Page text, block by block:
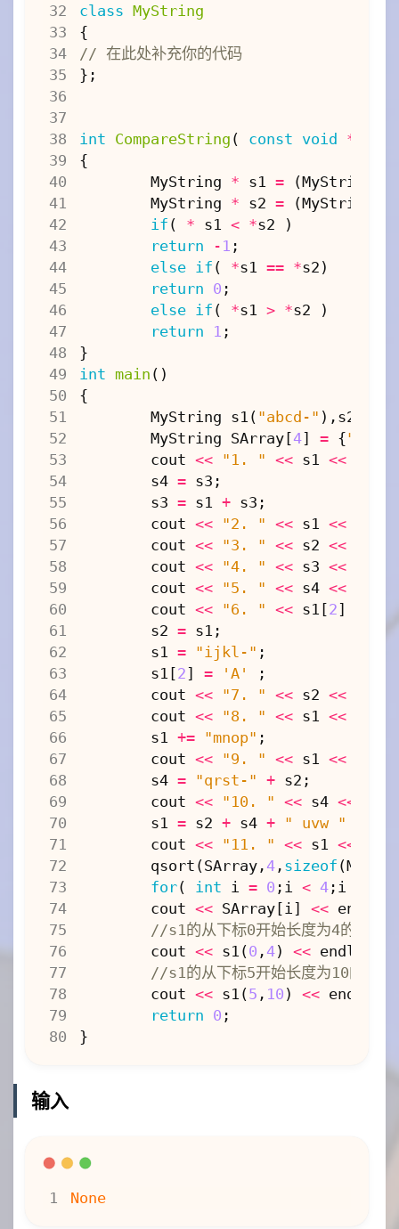
34
44
54
64
74
class MyString
{
// 在此处补充你的代码
};
int CompareString ( const void *
{
MyString * s1 = (MyString
MyString * s2 = (MyString
if ( * s1 < *s2
)
return
- 1 ;
else
if ( *s1 == *s2 )
return 0 ;
else
if ( *s1 > *s2
)
return
1 ;
}
int main ()
{
MyString s1 ( "abcd-" ), s2
MyString SArray[4] = {"big"
cout << "1. " << s1 <<
s4 = s3 ;
s3 = s1 + s3 ;
cout << "2. " << s1 <<
cout << "3. " << s2 <<
cout << "4. " << s3 <<
cout << "5. " << s4 <<
cout << "6. " << s1 [2]
s2 = s1 ;
s1
= "ijkl-" ;
s1 [2] = 'A'
;
cout << "7. " << s2 <<
cout << "8. " << s1 <<
s1
+= "mnop" ;
cout << "9. " << s1 <<
s4 = "qrst-" + s2 ;
cout << "10. " << s4 <<
s1
= s2 + s4 + " uvw "
cout << "11. " << s1 <<
qsort (SArray, 4, sizeof (
for( int i = 0 ; i < 4; i
cout << SArray[ i ] << endl
cout << s1 (0 , 4) << endl
cout << s1 (5 , 10 ) << endl
return 0 ;
}
输入
None